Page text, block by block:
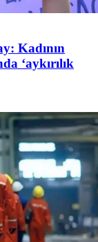
Kadının
‘aykırılık